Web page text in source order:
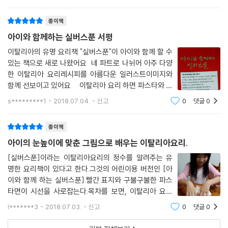
종이책
아이와 함께하는 실버스푼 서평
이탈리아의 유명 요리책 "실버스푼"이 아이와 함께 할 수
있는 책으로 새로 나왔어요 네 파트로 나뉘어 아주 다양
한 이탈리아 요리레시피를 아름다운 일러스트이미지와
함께 선보이고 있어요 이탈리아 요리 하면 파스타와 피
자가 빠질 수 없죠. 9살이상의 아이라면 아주 조금 어른의
s*********1 2018.07.04. 신고 0 댓글0
종이책
아이의 눈높이에 맞춘 그림으로 배우는 이탈리아요리.
[실버스푼]이라는 이탈리아요리의 정수를 알려주는 유
명한 요리책이 있다고 한다.그것의 어린이용 버전인 [아
이와 함께 하는 실버스푼].빨간 표지와 구불구불한 파스
타면이 시선을 사로잡는다.목차를 보면, 이탈리아 요리
와 요리 도구, 기법에 대한 소개, 점심과 간식, 파스타
집 큰아이가 흥미롭게 보았던 요리의 기술과 요령편.아
l*******3 2018.07.03. 신고 0 댓글0